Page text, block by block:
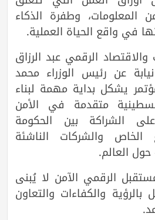
المعلومات، وطفرة الذكاء
في واقع الحياة العملية.
والاقتصاد الرقمي عبد الرزاق
عن رئيس الوزراء محمد
يشكل بداية مهمة لبناء
متقدمة في الأمن
الشراكة بين الحكومة
الخاص والشركات الناشئة
حول العالم.
الرقمي الآمن لا يُبنى
بالرؤية والكفاءات والتعاون